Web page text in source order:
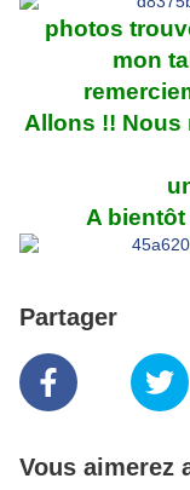
photos
mon
Allons !! Nous
A
Partager
Vous aimerez